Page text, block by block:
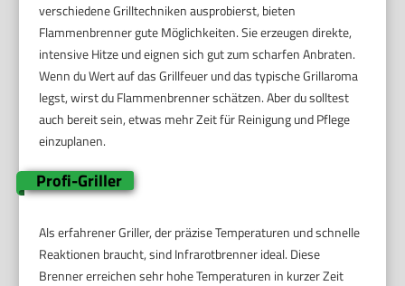
verschiedene Grilltechniken ausprobierst, bieten
Flammenbrenner gute Möglichkeiten. Sie erzeugen direkte,
intensive Hitze und eignen sich gut zum scharfen Anbraten.
Wenn du Wert auf das Grillfeuer und das typische Grillaroma
legst, wirst du Flammenbrenner schätzen. Aber du solltest
auch bereit sein, etwas mehr Zeit für Reinigung und Pflege
einzuplanen.
Profi-Griller
Als erfahrener Griller, der präzise Temperaturen und schnelle
Reaktionen braucht, sind Infrarotbrenner ideal. Diese
Brenner erreichen sehr hohe Temperaturen in kurzer Zeit